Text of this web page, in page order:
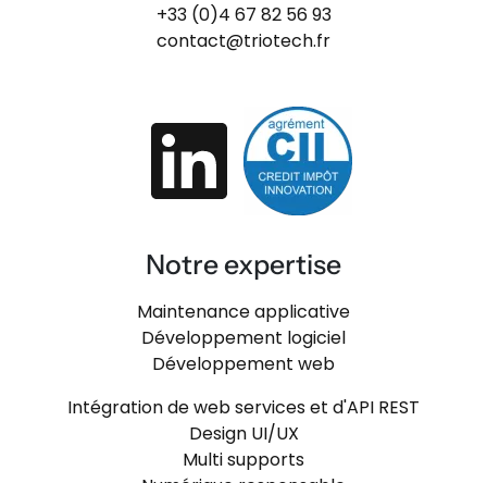
+33 (0)4 67 82 56 93
contact@triotech.fr
Notre expertise
Maintenance applicative
Développement logiciel
Développement web
Intégration de web services et d'API REST
Design UI/UX
Multi supports